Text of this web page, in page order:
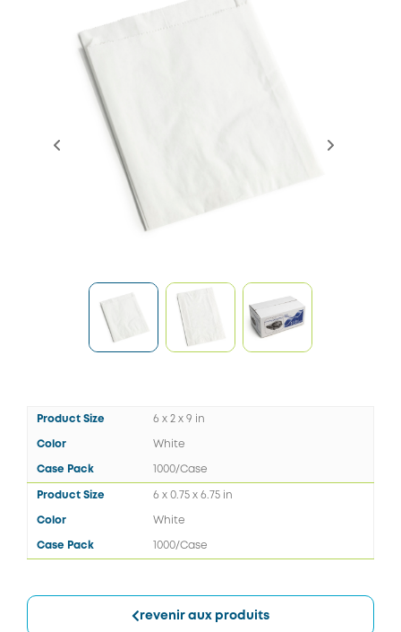
revenir aux produits
6 x 2 x 9 in
White
1000/Case
6 x 0.75 x 6.75 in
White
1000/Case